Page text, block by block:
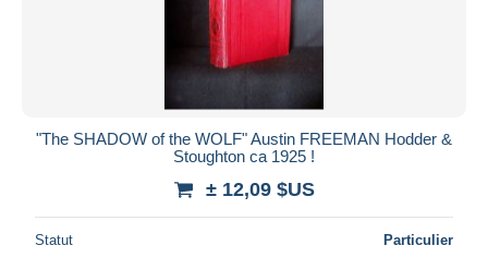
"The SHADOW of the WOLF" Austin FREEMAN Hodder &
Stoughton ca 1925 !
± 12,09 $US
Statut Particulier